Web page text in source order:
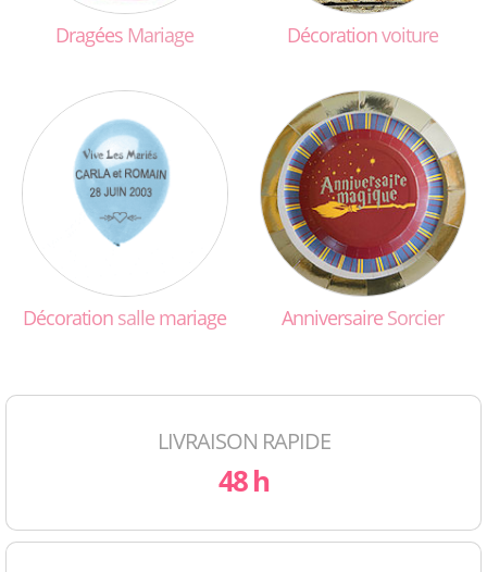
Dragées Mariage Décorationvoiture
Décoration salle mariage Anniversaire Sorcier
LIVRAISON RAPIDE
48 h